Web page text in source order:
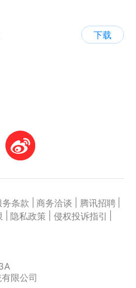
下载
务条款 商务洽谈 腾讯招聘
隐私政策 侵权投诉指引
限公司